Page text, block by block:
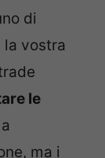
di
vostra
le
ma i